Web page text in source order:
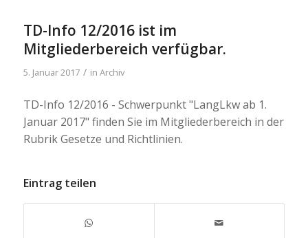
TD-Info 12/2016 ist im
Mitgliederbereich verfügbar.
5. Januar 2017 / in Archiv
TD-Info 12/2016 - Schwerpunkt "LangLkw ab 1.
Januar 2017" finden Sie im Mitgliederbereich in der
Rubrik Gesetze und Richtlinien.
Eintrag teilen